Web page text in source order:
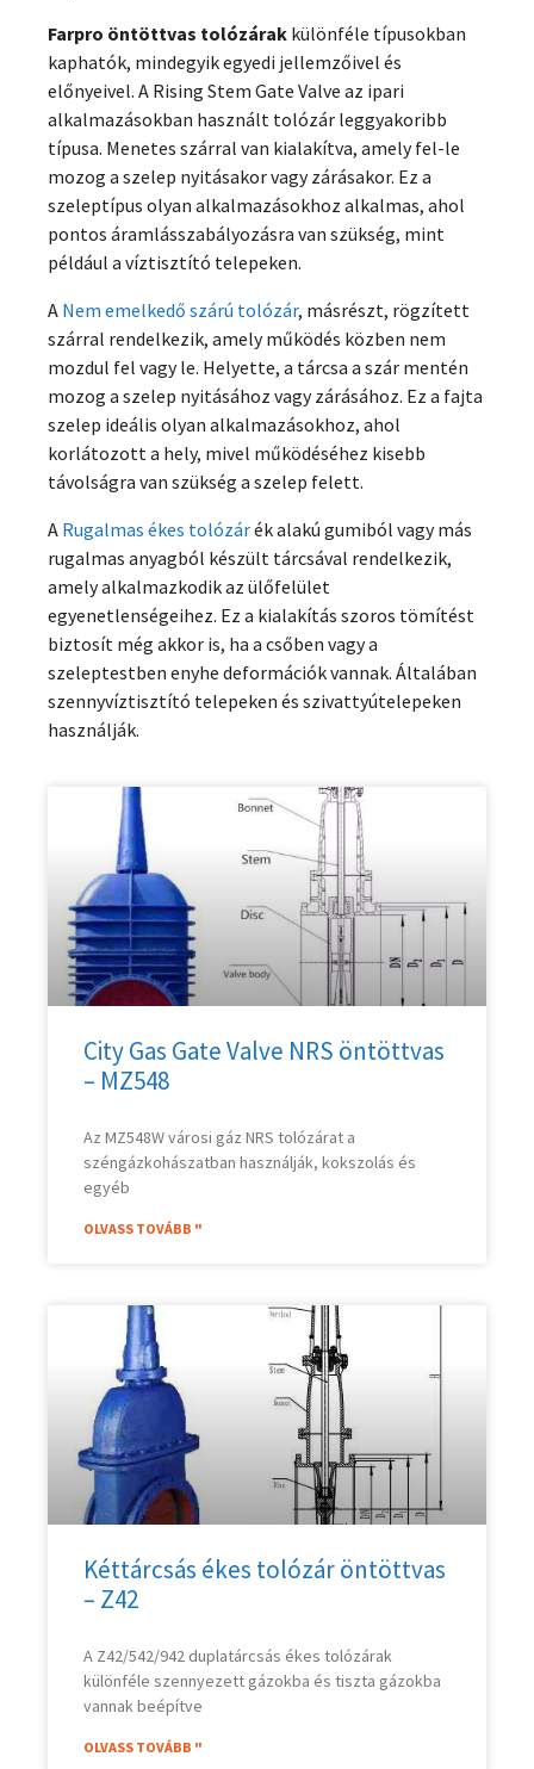
Farpro öntöttvas tolózárak különféle típusokban
kaphatók, mindegyik egyedi jellemzőivel és
előnyeivel. A Rising Stem Gate Valve az ipari
alkalmazásokban használt tolózár leggyakoribb
típusa. Menetes szárral van kialakítva, amely fel-le
mozog a szelep nyitásakor vagy zárásakor. Ez a
szeleptípus olyan alkalmazásokhoz alkalmas, ahol
pontos áramlásszabályozásra van szükség, mint
például a víztisztító telepeken.
A Nem emelkedő szárú tolózár, másrészt, rögzített
szárral rendelkezik, amely működés közben nem
mozdul fel vagy le. Helyette, a tárcsa a szár mentén
mozog a szelep nyitásához vagy zárásához. Ez a fajta
szelep ideális olyan alkalmazásokhoz, ahol
korlátozott a hely, mivel működéséhez kisebb
távolságra van szükség a szelep felett.
A Rugalmas ékes tolózárék alakú gumiból vagy más
rugalmas anyagból készült tárcsával rendelkezik,
amely alkalmazkodik az ülőfelület
egyenetlenségeihez. Ez a kialakítás szoros tömítést
biztosít még akkor is, ha a csőben vagy a
szeleptestben enyhe deformációk vannak. Általában
szennyvíztisztító telepeken és szivattyútelepeken
használják.
City Gas Gate Valve NRS öntöttvas
– MZ548
Az MZ548W városi gáz NRS tolózárat a
széngázkohászatban használják, kokszolás és
egyéb
OLVASS TOVÁBB "
Kéttárcsás ékes tolózár öntöttvas
– Z42
A Z42/542/942 duplatárcsás ékes tolózárak
különféle szennyezett gázokba és tiszta gázokba
vannak beépítve
OLVASS TOVÁBB "